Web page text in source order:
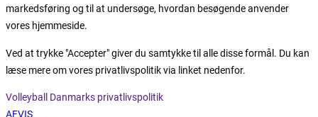
markedsføring og til at undersøge, hvordan besøgende anvender
vores hjemmeside.
Ved at trykke "Accepter" giver du samtykke til alle disse formål. Du kan
læse mere om vores privatlivspolitik via linket nedenfor.
Volleyball Danmarks privatlivspolitik
AFVIS